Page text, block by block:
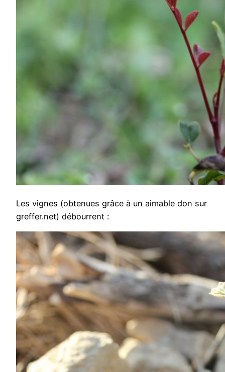
Les vignes (obtenues grâce à un aimable don sur
greffer.net) débourrent :